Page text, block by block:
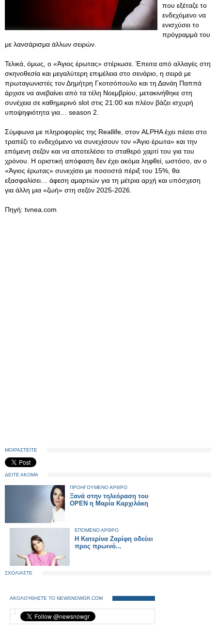
που εξέταζε το
ενδεχόμενο να
ενισχύσει το
πρόγραμμά του
με λανσάρισμα άλλων σειρών.
Τελικά, όμως, ο «Άγιος έρωτας» στέριωσε. Έπειτα από αλλαγές στη
σκηνοθεσία και μεγαλύτερη επιμέλεια στο σενάριο, η σειρά με
πρωταγωνιστές τον Δημήτρη Γκοτσόπουλο και τη Δανάη Παππά
άρχισε να ανεβαίνει από τα τέλη Νοεμβρίου, μετακινήθηκε στη
συνέχεια σε καθημερινό slot στις 21:00 και πλέον βάζει ισχυρή
υποψηφιότητα για… season 2.
Σύμφωνα με πληροφορίες της Reallife, στον ALPHA έχει πέσει στο
τραπέζι το ενδεχόμενο να συνεχίσουν τον «Άγιο έρωτα» και την
επόμενη σεζόν και να αποτελέσει το σταθερό χαρτί του για του
χρόνου. Η οριστική απόφαση δεν έχει ακόμα ληφθεί, ωστόσο, αν ο
«Άγιος έρωτας» συνεχίσει με ποσοστά πέριξ του 15%, θα
εξασφαλίσει… άφεση αμαρτιών για τη μέτρια αρχή και υπόσχεση
για άλλη μια «ζωή» στη σεζόν 2025-2026.
Πηγή: tvnea.com
ΜΟΙΡΑΣΤΕΙΤΕ
ΔΕΙΤΕ ΑΚΟΜΑ
ΠΡΟΗΓΟΥΜΕΝΟ ΑΡΘΡΟ
Ξανά στην τηλεόραση του
ΟΡΕΝ η Μαρία Καρχιλάκη
ΕΠΟΜΕΝΟ ΑΡΘΡΟ
Η Κατερίνα Ζαρίφη οδεύει
προς πρωινό...
ΣΧΟΛΙΑΣΤΕ
ΑΚΟΛΟΥΘΗΣΤΕ ΤΟ NEWSNOWGR.COM